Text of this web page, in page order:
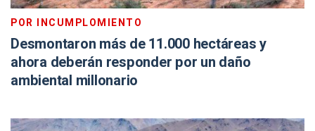
POR INCUMPLOMIENTO
Desmontaron más de 11.000 hectáreas y
ahora deberán responder por un daño
ambiental millonario